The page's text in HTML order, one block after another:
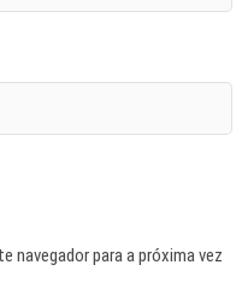
navegador para a próxima vez